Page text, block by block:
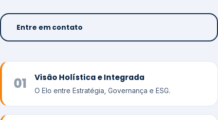
Entre em contato
01 Visão Holística e Integrada
O Elo entre Estratégia, Governança e ESG.